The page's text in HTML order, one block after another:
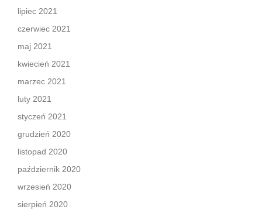
lipiec 2021
czerwiec 2021
maj 2021
kwiecień 2021
marzec 2021
luty 2021
styczeń 2021
grudzień 2020
listopad 2020
październik 2020
wrzesień 2020
sierpień 2020